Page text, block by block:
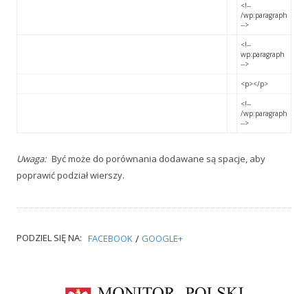
<!--
/wp:paragraph
-->
<!--
wp:paragraph
-->
<p></p>
<!--
/wp:paragraph
-->
Uwaga: Być może do porównania dodawane są spacje, aby
poprawić podział wierszy.
PODZIEL SIĘ NA: FACEBOOK / GOOGLE+